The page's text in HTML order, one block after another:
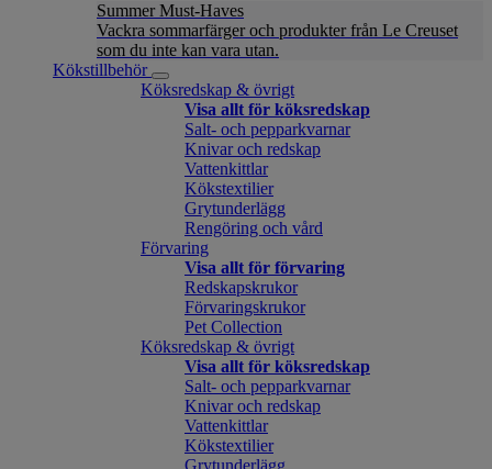
Summer Must-Haves
Vackra sommarfärger och produkter från Le Creuset
som du inte kan vara utan.
Kökstillbehör
Köksredskap & övrigt
Visa allt för köksredskap
Salt- och pepparkvarnar
Knivar och redskap
Vattenkittlar
Kökstextilier
Grytunderlägg
Rengöring och vård
Förvaring
Visa allt för förvaring
Redskapskrukor
Förvaringskrukor
Pet Collection
Köksredskap & övrigt
Visa allt för köksredskap
Salt- och pepparkvarnar
Knivar och redskap
Vattenkittlar
Kökstextilier
Grytunderlägg